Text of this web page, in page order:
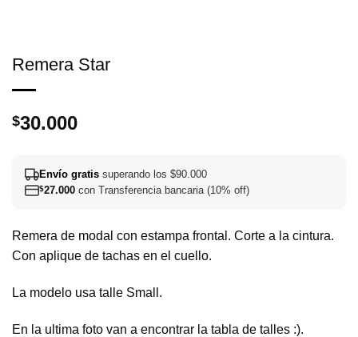
Remera Star
$30.000
Envío gratis superando los $90.000
$27.000 con Transferencia bancaria (10% off)
Remera de modal con estampa frontal. Corte a la cintura.
Con aplique de tachas en el cuello.
La modelo usa talle Small.
En la ultima foto van a encontrar la tabla de talles :).